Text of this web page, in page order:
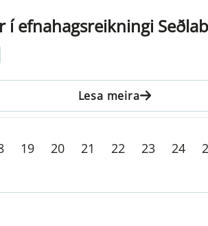
í efnahagsreikningi
Lesa meira
19 20 21 22 23 24